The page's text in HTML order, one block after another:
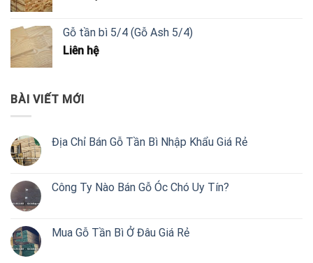
Gỗ tần bì 5/4 (Gỗ Ash 5/4)
Liên hệ
BÀI VIẾT MỚI
Địa Chỉ Bán Gỗ Tần Bì Nhập Khẩu Giá Rẻ
Công Ty Nào Bán Gỗ Óc Chó Uy Tín?
Mua Gỗ Tần Bì Ở Đâu Giá Rẻ